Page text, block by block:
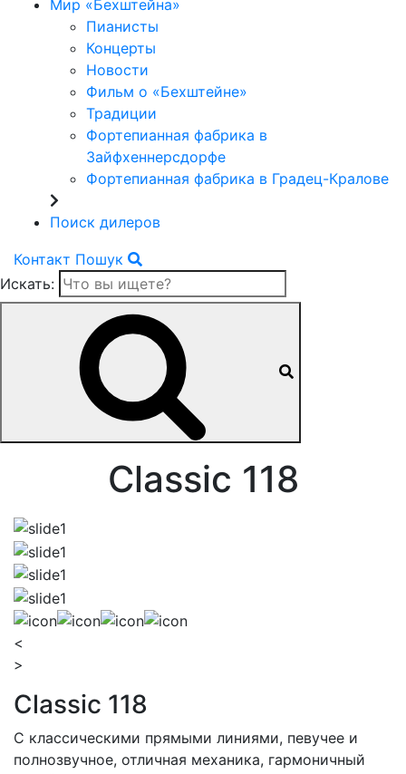
Мир «Бехштейна»
Пианисты
Концерты
Новости
Фильм о «Бехштейне»
Традиции
Фортепианная фабрика в
Зайфхеннерсдорфе
Фортепианная фабрика в Градец-Кралове
Поиск дилеров
Контакт Пошук
Искать:
Classic 118
<
>
Classic 118
С классическими прямыми линиями, певучее и
полнозвучное, отличная механика, гармоничный